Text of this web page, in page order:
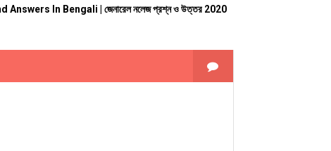
Answers In Bengali | জেনারেল নলেজ প্রশ্ন ও উত্তর 2020